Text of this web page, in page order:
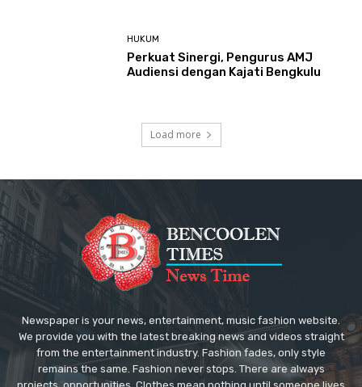
HUKUM
Perkuat Sinergi, Pengurus AMJ
Audiensi dengan Kajati Bengkulu
Load more
Newspaper is your news, entertainment, music fashion website.
We provide you with the latest breaking news and videos straight
from the entertainment industry. Fashion fades, only style
remains the same. Fashion never stops. There are always